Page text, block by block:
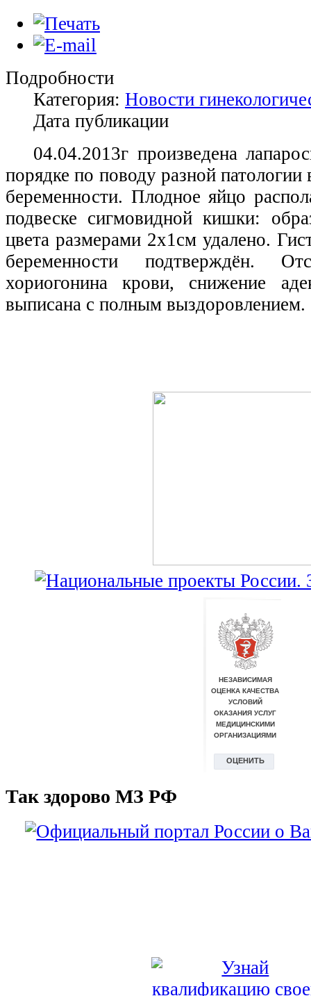
Подробности
Категория: Новости
Дата публикации
04.04.2013г произведена
порядке по поводу разной
беременности. Плодное яйцо
подвеске сигмовидной кишки:
цвета размерами 2х1см удалено.
беременности подтверждён.
хориогонина крови, снижение
выписана с полным выздоровлением.
Так здорово МЗ РФ